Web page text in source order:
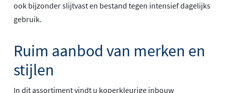
ook bijzonder slijtvast en bestand tegen intensief dagelijks
gebruik.
Ruim aanbod van merken en
stijlen
In dit assortiment vindt u koperkleurige inbouw